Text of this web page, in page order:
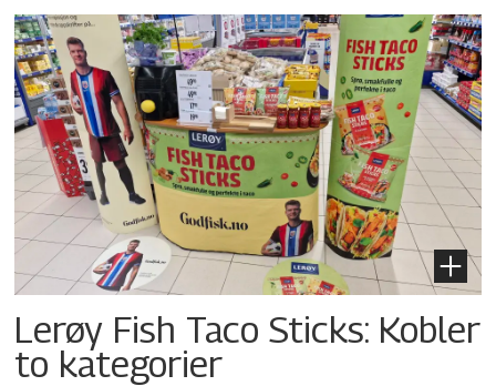
Lerøy Fish Taco Sticks: Kobler
to kategorier